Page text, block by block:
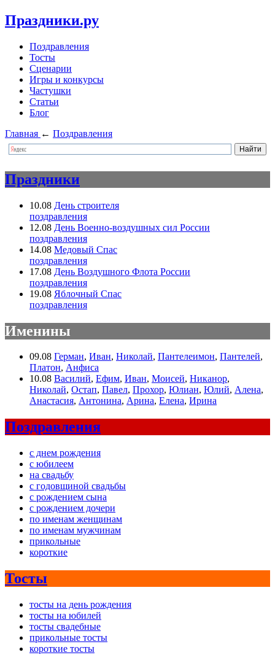
Праздники.ру
Поздравления
Тосты
Сценарии
Игры и конкурсы
Частушки
Статьи
Блог
Главная ← Поздравления
Праздники
10.08 День строителя
поздравления
12.08 День Военно-воздушных сил России
поздравления
14.08 Медовый Спас
поздравления
17.08 День Воздушного Флота России
поздравления
19.08 Яблочный Спас
поздравления
Именины
09.08 Герман, Иван, Николай, Пантелеимон, Пантелей,
Платон, Анфиса
10.08 Василий, Ефим, Иван, Моисей, Никанор,
Николай, Остап, Павел, Прохор, Юлиан, Юлий, Алена,
Анастасия, Антонина, Арина, Елена, Ирина
Поздравления
с днем рождения
с юбилеем
на свадьбу
с годовщиной свадьбы
с рождением сына
с рождением дочери
по именам женщинам
по именам мужчинам
прикольные
короткие
Тосты
тосты на день рождения
тосты на юбилей
тосты свадебные
прикольные тосты
короткие тосты